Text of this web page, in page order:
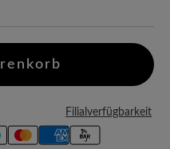
Filialverfügbarkeit